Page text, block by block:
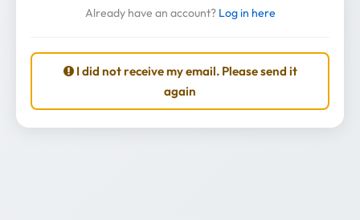
Already have an account? Log in here
I did not receive my email. Please send it
again